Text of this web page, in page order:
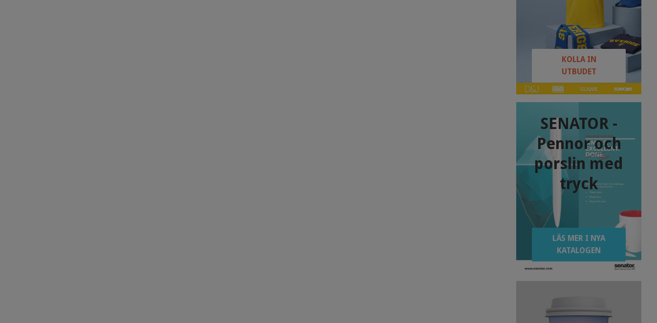
KOLLA IN
UTBUDET
SENATOR -
Pennor och
porslin med
tryck
LÄS MER I NYA
KATALOGEN